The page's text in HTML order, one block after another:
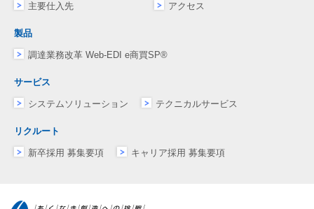
主要仕入先
アクセス
製品
調達業務改革 Web-EDI e商買SP®
サービス
システムソリューション テクニカルサービス
リクルート
新卒採用 募集要項 キャリア採用 募集要項